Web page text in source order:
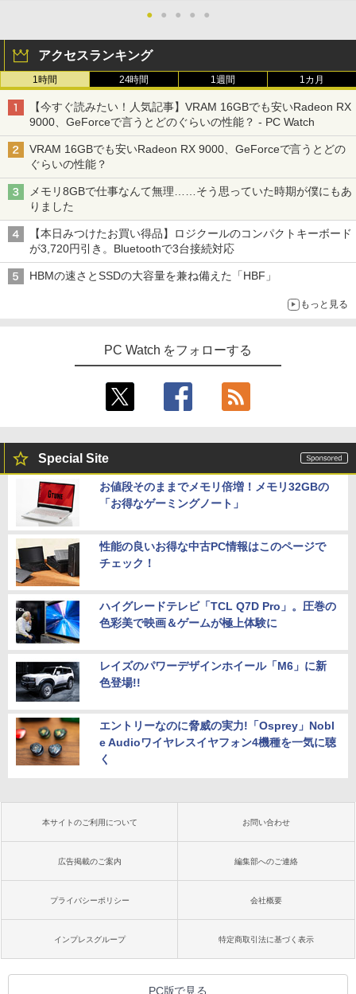
● ● ● ● ●
アクセスランキング
1時間 24時間 1週間 1カ月
【今すぐ読みたい！人気記事】VRAM 16GBでも安いRadeon RX
9000、GeForceで言うとどのぐらいの性能？ - PC Watch
VRAM 16GBでも安いRadeon RX 9000、GeForceで言うとどの
ぐらいの性能？
メモリ8GBで仕事なんて無理……そう思っていた時期が僕にもあ
りました
【本日みつけたお買い得品】ロジクールのコンパクトキーボード
が3,720円引き。Bluetoothで3台接続対応
HBMの速さとSSDの大容量を兼ね備えた「HBF」
もっと見る
PC Watch をフォローする
Special Site
お値段そのままでメモリ倍増！メモリ32GBの
「お得なゲーミングノート」
性能の良いお得な中古PC情報はこのページで
チェック！
ハイグレードテレビ「TCL Q7D Pro」。圧巻の
色彩美で映画＆ゲームが極上体験に
レイズのパワーデザインホイール「M6」に新
色登場!!
エントリーなのに脅威の実力!「Osprey」Nobl
e Audioワイヤレスイヤフォン4機種を一気に聴
く
本サイトのご利用について お問い合わせ
広告掲載のご案内 編集部へのご連絡
プライバシーポリシー 会社概要
インプレスグループ 特定商取引法に基づく表示
PC版で見る